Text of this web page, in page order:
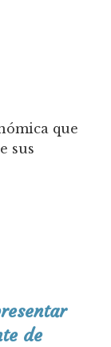
que
sus
de